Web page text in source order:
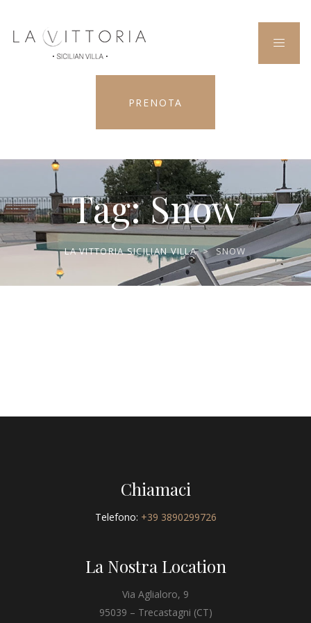
PRENOTA
Tag:Snow
LA VITTORIA SICILIAN VILLA > SNOW
Chiamaci
Telefono: +39 3890299726
La Nostra Location
Via Aglialoro, 9
95039 – Trecastagni (CT)